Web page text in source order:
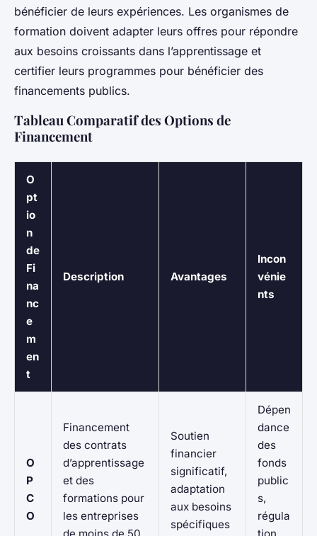
bénéficier de leurs expériences. Les organismes de
formation doivent adapter leurs offres pour répondre
aux besoins croissants dans l’apprentissage et
certifier leurs programmes pour bénéficier des
financements publics.
Tableau Comparatif des Options de
Financement
O
pt
io
n
de
Fi
na
nc
e
m
en
t
Description Avantages
Incon
vénie
nts
O
P
C
O
Financement
des contrats
d’apprentissage
et des
formations pour
les entreprises
Soutien
financier
significatif,
adaptation
aux besoins
spécifiques
Dépen
dance
des
fonds
public
s,
régula